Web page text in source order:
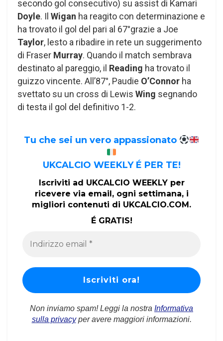
secondo gol consecutivo) su assist di Kamari
Doyle. Il Wigan ha reagito con determinazione e
ha trovato il gol del pari al 67°grazie a Joe
Taylor, lesto a ribadire in rete un suggerimento
di Fraser Murray. Quando il match sembrava
destinato al pareggio, il Reading ha trovato il
guizzo vincente. All’87°, Paudie O’Connor ha
svettato su un cross di Lewis Wing segnando
di testa il gol del definitivo 1-2.
Tu che sei un vero appassionato
UKCALCIO WEEKLY É PER TE!
Iscriviti ad UKCALCIO WEEKLY per
ricevere via email, ogni settimana, i
migliori contenuti di UKCALCIO.COM.
É GRATIS!
Non inviamo spam! Leggi la nostra Informativa
sulla privacyper avere maggiori informazioni.